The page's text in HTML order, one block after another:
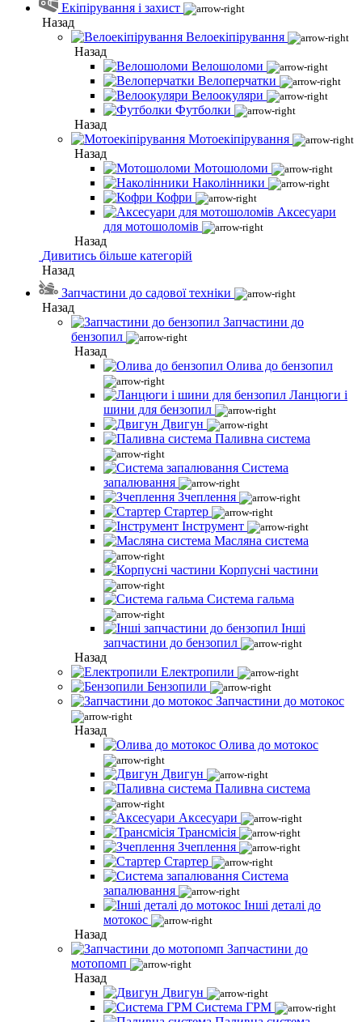
Екіпірування і захист
Назад
Велоекіпірування
Назад
Велошоломи
Велоперчатки
Велоокуляри
Футболки
Назад
Мотоекіпірування
Назад
Мотошоломи
Наколінники
Кофри
Аксесуари
для мотошоломів
Назад
Дивитись більше категорій
Назад
Запчастини до садової техніки
Назад
Запчастини до
бензопил
Назад
Олива до бензопил
Ланцюги і
шини для бензопил
Двигун
Паливна система
Система
запалювання
Зчеплення
Стартер
Інструмент
Масляна система
Корпусні частини
Система гальма
Інші
запчастини до бензопил
Назад
Електропили
Бензопили
Запчастини до мотокос
Назад
Олива до мотокос
Двигун
Паливна система
Аксесуари
Трансмісія
Зчеплення
Стартер
Система
запалювання
Інші деталі до
мотокос
Назад
Запчастини до
мотопомп
Назад
Двигун
Система ГРМ